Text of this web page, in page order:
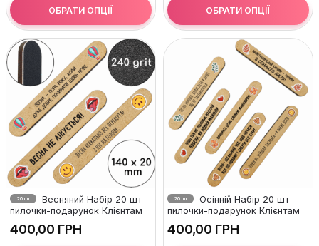
ОБРАТИ ОПЦІЇ ОБРАТИ ОПЦІЇ
20 шт
Весняний Набір 20 шт
пилочки-подарунок Клієнтам
ГРН
20 шт
Осінній Набір 20 шт
пилочки-подарунок Клієнтам
ГРН